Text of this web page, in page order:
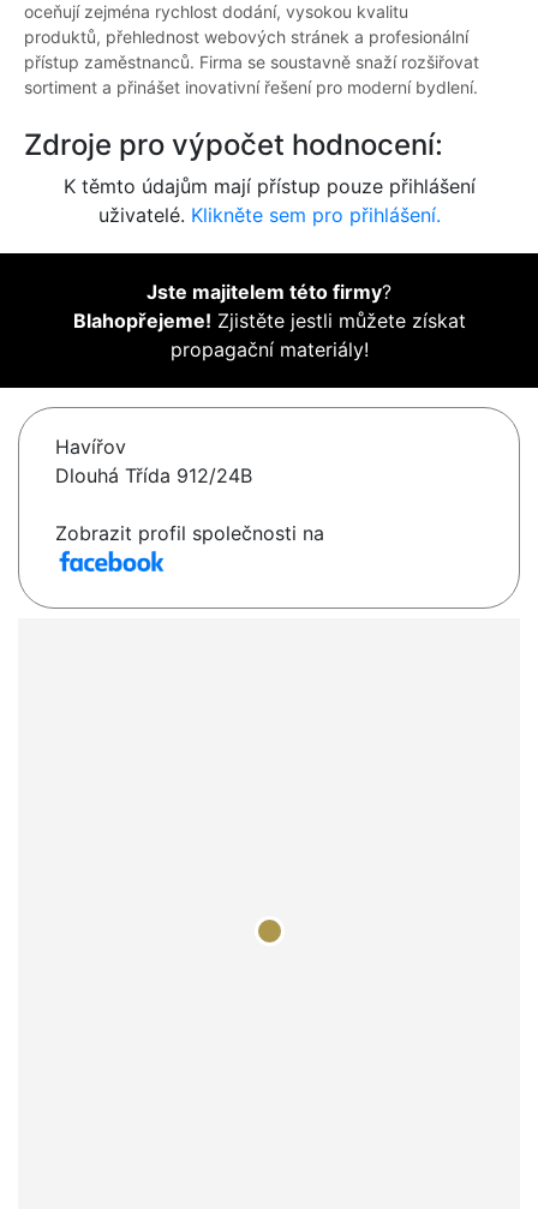
oceňují zejména rychlost dodání, vysokou kvalitu
produktů, přehlednost webových stránek a profesionální
přístup zaměstnanců. Firma se soustavně snaží rozšiřovat
sortiment a přinášet inovativní řešení pro moderní bydlení.
Zdroje pro výpočet hodnocení:
K těmto údajům mají přístup pouze přihlášení
uživatelé. Klikněte sem pro přihlášení.
Jste majitelem této firmy?
Blahopřejeme! Zjistěte jestli můžete získat
propagační materiály!
Havířov
Dlouhá Třída 912/24B
Zobrazit profil společnosti na